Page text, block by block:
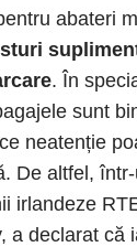
abateri
. În
sunt
neatenție
De altfel,
irlandeze
a declarat că